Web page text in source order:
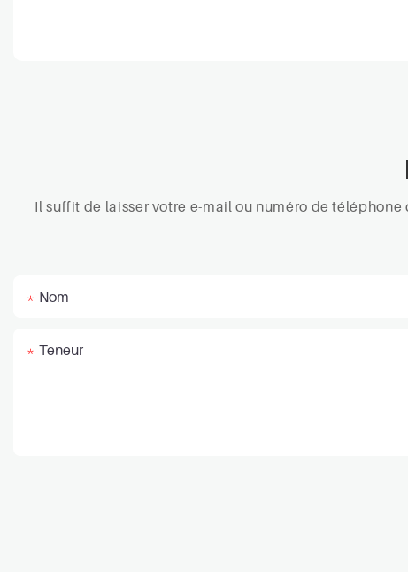
Il suffit de laisser votre e-mail ou numéro de
Nom
Teneur